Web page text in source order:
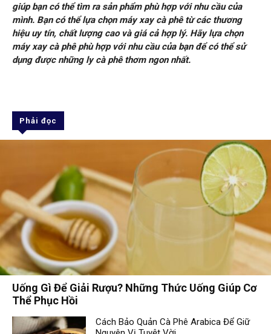
giúp bạn có thể tìm ra sản phẩm phù hợp với nhu cầu của
mình. Bạn có thể lựa chọn máy xay cà phê từ các thương
hiệu uy tín, chất lượng cao và giá cả hợp lý. Hãy lựa chọn
máy xay cà phê phù hợp với nhu cầu của bạn để có thể sử
dụng được những ly cà phê thơm ngon nhất.
Phải đọc
Uống Gì Để Giải Rượu? Những Thức Uống Giúp Cơ
Thể Phục Hồi
Cách Bảo Quản Cà Phê Arabica Để Giữ